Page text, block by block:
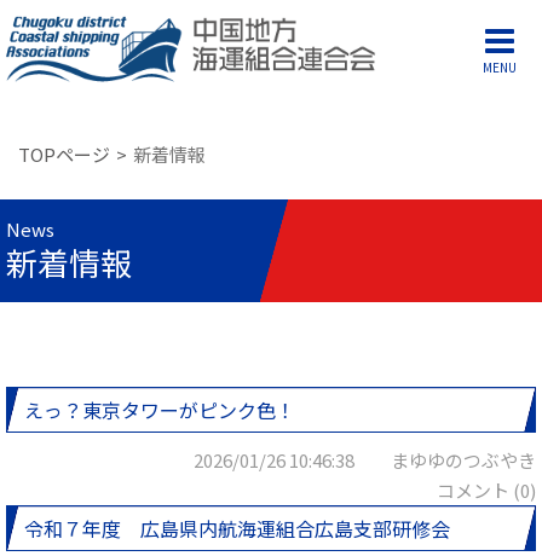
TOPページ 新着情報
News
新着情報
えっ？東京タワーがピンク色！
2026/01/26 10:46:38 まゆゆのつぶやき
コメント (0)
令和７年度 広島県内航海運組合広島支部研修会
MENU